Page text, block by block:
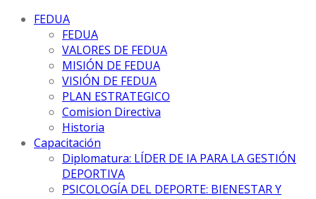
FEDUA
FEDUA
VALORES DE FEDUA
MISIÓN DE FEDUA
VISIÓN DE FEDUA
PLAN ESTRATEGICO
Comision Directiva
Historia
Capacitación
Diplomatura: LÍDER DE IA PARA LA GESTIÓN
DEPORTIVA
PSICOLOGÍA DEL DEPORTE: BIENESTAR Y